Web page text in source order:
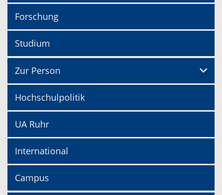
Forschung
Studium
Zur Person
Hochschulpolitik
UA Ruhr
International
Campus